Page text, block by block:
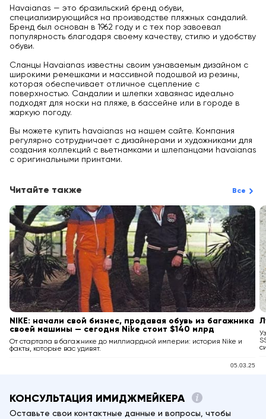
Havaianas — это бразильский бренд обуви,
специализирующийся на производстве пляжных сандалий.
Бренд был основан в 1962 году и с тех пор завоевал
популярность благодаря своему качеству, стилю и удобству
обуви.
Сланцы Havaianas известны своим узнаваемым дизайном с
широкими ремешками и массивной подошвой из резины,
которая обеспечивает отличное сцепление с
поверхностью. Сандалии и шлепки хаваянас идеально
подходят для носки на пляже, в бассейне или в городе в
жаркую погоду.
Вы можете купить havaianas на нашем сайте. Компания
регулярно сотрудничает с дизайнерами и художниками для
создания коллекций с вьетнамками и шлепанцами havaianas
с оригинальными принтами.
Читайте также Все
NIKE: начали свой бизнес, продавая обувь из багажника
своей машины — сегодня Nike стоит $140 млрд
От стартапа в багажнике до миллиардной империи: история Nike и
факты, которые вас удивят.
05.03.25
КОНСУЛЬТАЦИЯ ИМИДЖМЕЙКЕРА
Оставьте свои контактные данные и вопросы, чтобы